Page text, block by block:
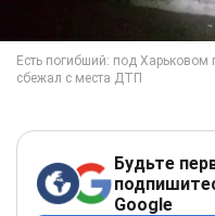
Будьте
Google